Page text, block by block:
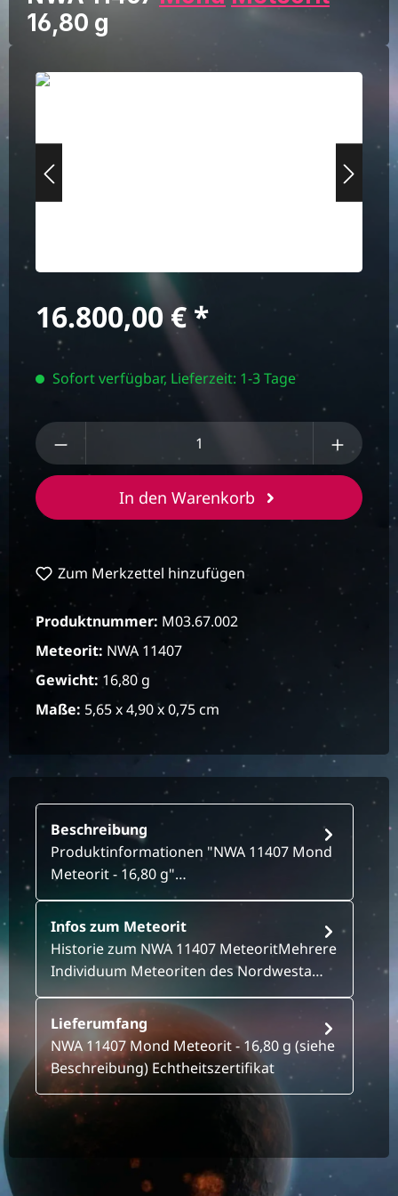
16,80 g
Bildergalerie überspringen
Regulärer Preis:
16.800,00 €
Sofort verfügbar, Lieferzeit: 1-3 Tage
Produkt Anzahl: Gib den gewünschten
In den Warenkorb
Zum Merkzettel hinzufügen
Produktnummer: M03.67.002
Meteorit: NWA 11407
Gewicht: 16,80 g
Maße: 5,65 x 4,90 x 0,75 cm
Beschreibung
Produktinformationen "NWA 11407 Mond
Meteorit - 16,80 g"…
Infos zum Meteorit
Historie zum NWA 11407 MeteoritMehrere
Individuum Meteoriten des Nordwesta…
Lieferumfang
NWA 11407 Mond Meteorit - 16,80 g (siehe
Beschreibung) Echtheitszertifikat